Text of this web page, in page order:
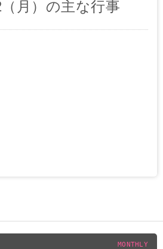
（月）の主な行事
MONTHLY